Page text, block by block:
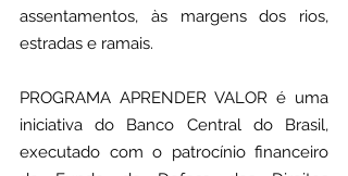
assentamentos, às margens dos rios,
estradas e ramais.
PROGRAMA APRENDER VALOR é uma
iniciativa do Banco Central do Brasil,
executado com o patrocínio financeiro